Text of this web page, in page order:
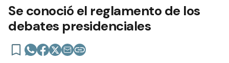
Se conoció el reglamento de los
debates presidenciales